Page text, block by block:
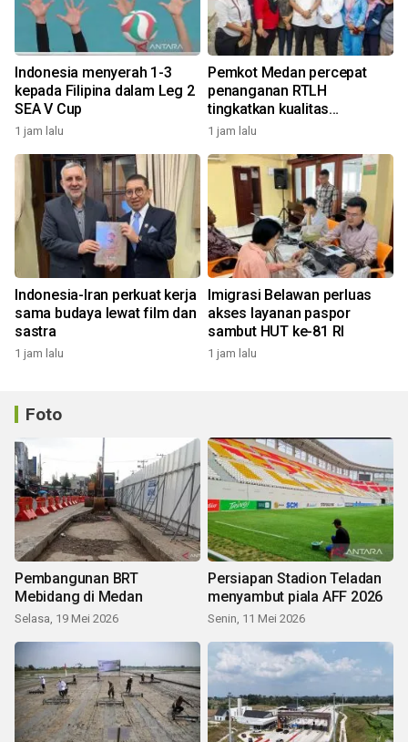
Indonesia menyerah 1-3
kepada Filipina dalam Leg 2
SEA V Cup
1 jam lalu
Pemkot Medan percepat
penanganan RTLH
tingkatkan kualitas
pemukiman
1 jam lalu
Indonesia-Iran perkuat kerja
sama budaya lewat film dan
sastra
1 jam lalu
Imigrasi Belawan perluas
akses layanan paspor
sambut HUT ke-81 RI
1 jam lalu
Foto
Pembangunan BRT
Mebidang di Medan
Selasa, 19 Mei 2026
Persiapan Stadion Teladan
menyambut piala AFF 2026
Senin, 11 Mei 2026